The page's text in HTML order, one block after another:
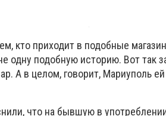
кто приходит в подобные
одну подобную историю. Вот так
А в целом, говорит, Мариуполь
что на бывшую в